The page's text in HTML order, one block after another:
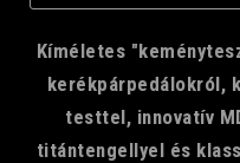
Kíméletes
kerékpárpedálokról,
testtel, innovatív
titántengellyel és